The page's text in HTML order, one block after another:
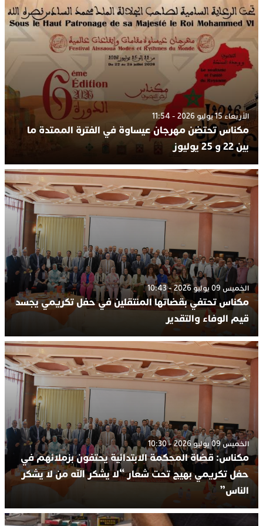
الأربعاء 15 يوليو 2026 - 11:54
مكناس تحتضن مهرجان عيساوة في الفترة الممتدة ما
بين 22 و 25 يوليوز
الخميس 09 يوليو 2026 - 10:43
مكناس تحتفي بقضاتها المنتقلين في حفل تكريمي يجسد
قيم الوفاء والتقدير
الخميس 09 يوليو 2026 - 10:30
مكناس: قضاة المحكمة الابتدائية يحتفون بزملائهم في
حفل تكريمي بهيج تحت شعار “لا يشكر الله من لا يشكر
الناس”